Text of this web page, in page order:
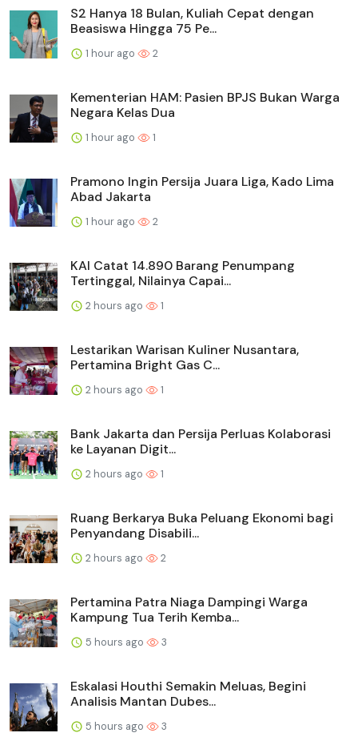
S2 Hanya 18 Bulan, Kuliah Cepat dengan
Beasiswa Hingga 75 Pe...
1 hour ago 2
Kementerian HAM: Pasien BPJS Bukan Warga
Negara Kelas Dua
1 hour ago 1
Pramono Ingin Persija Juara Liga, Kado Lima
Abad Jakarta
1 hour ago 2
KAI Catat 14.890 Barang Penumpang
Tertinggal, Nilainya Capai...
2 hours ago 1
Lestarikan Warisan Kuliner Nusantara,
Pertamina Bright Gas C...
2 hours ago 1
Bank Jakarta dan Persija Perluas Kolaborasi
ke Layanan Digit...
2 hours ago 1
Ruang Berkarya Buka Peluang Ekonomi bagi
Penyandang Disabili...
2 hours ago 2
Pertamina Patra Niaga Dampingi Warga
Kampung Tua Terih Kemba...
5 hours ago 3
Eskalasi Houthi Semakin Meluas, Begini
Analisis Mantan Dubes...
5 hours ago 3